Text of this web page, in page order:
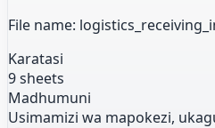
File name:
Karatasi
9 sheets
Madhumuni
Usimamizi wa mapokezi,